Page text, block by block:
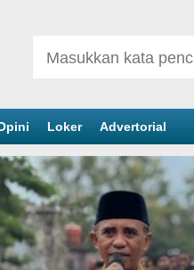
Loker Advertorial